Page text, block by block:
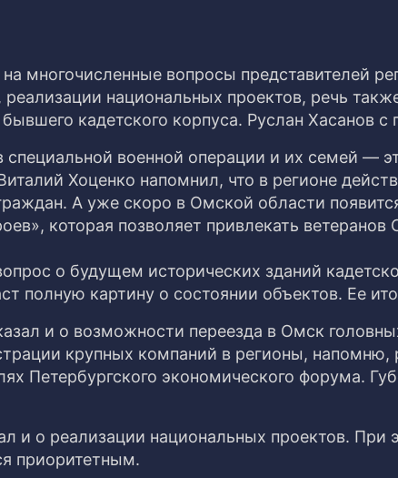
на многочисленные вопросы представителей
реализации национальных проектов, речь
кадетского корпуса. Руслан Хасанов с
военной операции и их семей —
Хоценко напомнил, что в регионе
А уже скоро в Омской области
которая позволяет привлекать
о будущем исторических зданий
полную картину о состоянии объектов. Ее
и о возможности переезда в Омск
крупных компаний в регионы, напомню,
Петербургского экономического форума.
и о реализации национальных проектов. При
приоритетным.